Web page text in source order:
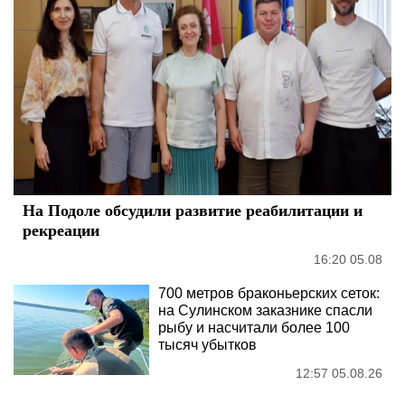
На Подоле обсудили развитие реабилитации и
рекреации
16:20 05.08
700 метров браконьерских сеток:
на Сулинском заказнике спасли
рыбу и насчитали более 100
тысяч убытков
12:57 05.08.26